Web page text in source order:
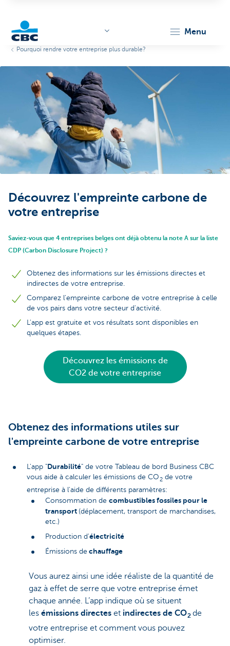
menu
Pourquoi rendre votre entreprise plus durable?
Découvrez l'empreinte carbone de
votre entreprise
Saviez-vous que 4 entreprises belges ont déjà obtenu la note A sur la liste
CDP (Carbon Disclosure Project) ?
Obtenez des informations sur les émissions directes et
indirectes de votre entreprise.
Comparez l'empreinte carbone de votre entreprise à celle
de vos pairs dans votre secteur d'activité.
L'app est gratuite et vos résultats sont disponibles en
quelques étapes.
Découvrez les émissions de
CO2 de votre entreprise
Obtenez des informations utiles sur
l'empreinte carbone de votre entreprise
L'app "Durabilité" de votre Tableau de bord Business CBC
vous aide à calculer les émissions de CO2 de votre
entreprise à l'aide de différents paramètres:
Consommation de combustibles fossiles pour le
transport (déplacement, transport de marchandises,
etc.)
Production d'électricité
Émissions de chauffage
Vous aurez ainsi une idée réaliste de la quantité de
gaz à effet de serre que votre entreprise émet
chaque année. L’app indique où se situent
les émissions directes et indirectes de CO2 de
votre entreprise et comment vous pouvez
optimiser.